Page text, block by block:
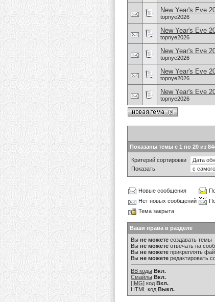
New Year's Eve
topnye2026
New Year's Eve
topnye2026
New Year's Eve
topnye2026
New Year's Eve
topnye2026
New Year's Eve
topnye2026
Показаны темы с 1 по 20 из
Критерий сортировки
Показать
Новые сообщения
Нет новых сообщений
Тема закрыта
Ваши права в разделе
Вы не можете создавать темы
Вы не можете отвечать на
Вы не можете прикреплять
Вы не можете редактировать
BB коды Вкл.
Смайлы Вкл.
[IMG] код Вкл.
HTML код Выкл.